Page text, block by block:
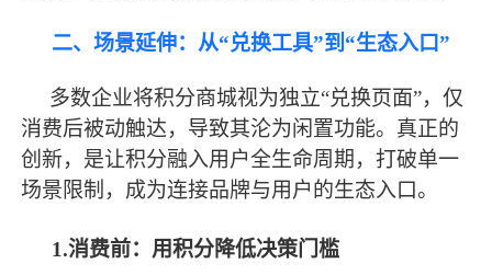
二、场景延伸：从“兑换工具”到“生态入口”
多数企业将积分商城视为独立“兑换页面”，仅
消费后被动触达，导致其沦为闲置功能。真正的
创新，是让积分融入用户全生命周期，打破单一
场景限制，成为连接品牌与用户的生态入口。
1.消费前：用积分降低决策门槛